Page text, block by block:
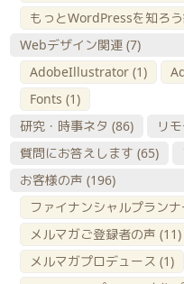
もっとWordPressを知ろ
Webデザイン関連 (7)
AdobeIllustrator (1)
Fonts (1)
研究・時事ネタ (86) リ
質問にお答えします (65)
お客様の声 (196)
ファイナンシャルプランナ
メルマガご登録者の声 (11)
メルマガプロデュース (1)